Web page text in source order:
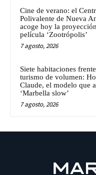
Cine de verano: el
Polivalente de Nueva
acoge hoy la
película ‘Zootrópolis’
7 agosto, 2026
Siete habitaciones
turismo de volumen:
Claude, el modelo que
‘Marbella slow’
7 agosto, 2026